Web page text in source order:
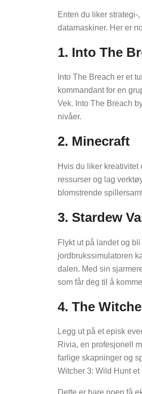
Enten du liker
datamaskiner. Her er
1. Into The
Into The Breach er et
kommandant for en
Vek. Into The Breach
nivåer.
2. Minecraft
Hvis du liker kreativitet
ressurser og lag
blomstrende
3. Stardew
Flykt ut på landet og
jordbrukssimulatoren
dalen. Med sin
som får deg til å
4. The
Legg ut på et episk
Rivia, en profesjonell
farlige skapninger og
Witcher 3: Wild Hunt